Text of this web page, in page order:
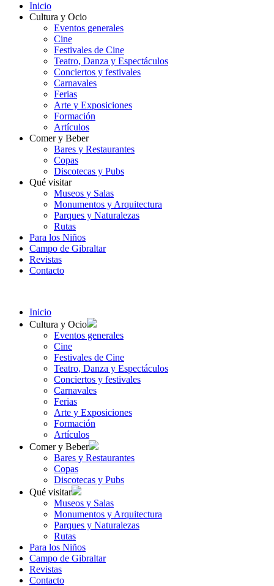
Inicio
Cultura y Ocio
Eventos generales
Cine
Festivales de Cine
Teatro, Danza y Espectáculos
Conciertos y festivales
Carnavales
Ferias
Arte y Exposiciones
Formación
Artículos
Comer y Beber
Bares y Restaurantes
Copas
Discotecas y Pubs
Qué visitar
Museos y Salas
Monumentos y Arquitectura
Parques y Naturalezas
Rutas
Para los Niños
Campo de Gibraltar
Revistas
Contacto
Inicio
Cultura y Ocio
Eventos generales
Cine
Festivales de Cine
Teatro, Danza y Espectáculos
Conciertos y festivales
Carnavales
Ferias
Arte y Exposiciones
Formación
Artículos
Comer y Beber
Bares y Restaurantes
Copas
Discotecas y Pubs
Qué visitar
Museos y Salas
Monumentos y Arquitectura
Parques y Naturalezas
Rutas
Para los Niños
Campo de Gibraltar
Revistas
Contacto